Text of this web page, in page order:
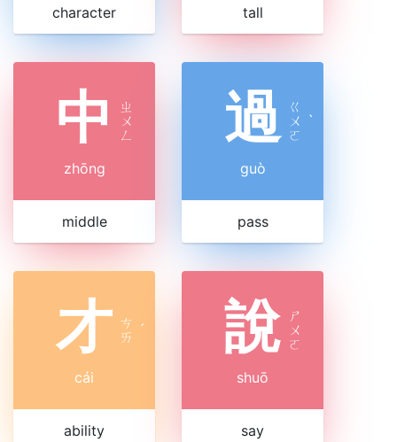
character tall
中
ㄓ
ㄨ
ㄥ
zhōng
middle
過 ㄍ
ㄨ
ㄛ
ˋ
guò
pass
才 ㄘ
ㄞ ˊ
cái
ability
說 ㄕ
ㄨ
ㄛ
shuō
say